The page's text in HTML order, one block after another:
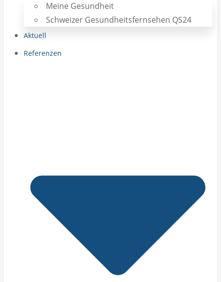
Meine Gesundheit
Schweizer Gesundheitsfernsehen QS24
Aktuell
Referenzen